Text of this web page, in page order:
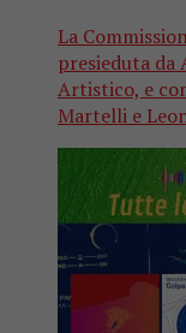
La
presieduta da
Artistico, e
Martelli e